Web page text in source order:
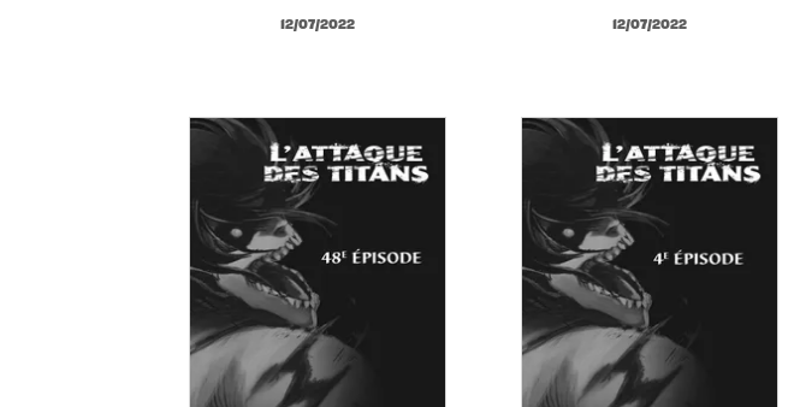
12/07/2022 12/07/2022